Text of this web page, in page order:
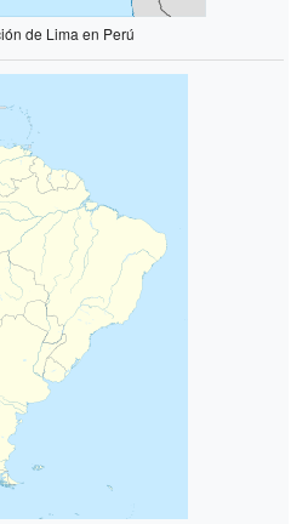
de Lima en Perú